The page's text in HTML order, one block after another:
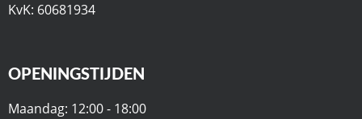
KvK: 60681934
OPENINGSTIJDEN
Maandag: 12:00 - 18:00